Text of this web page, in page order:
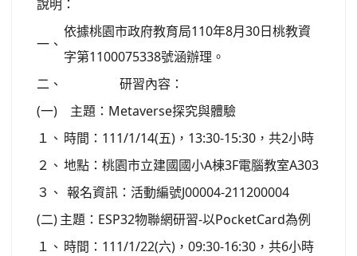
說明：
一、
依據桃園市政府教育局110年8月30日桃教資
字第1100075338號涵辦理。
二、
研習內容：
(一)
主題：Metaverse探究與體驗
１、 時間：111/1/14(五)，13:30-15:30，共2小時
２、 地點：桃園市立建國國小A棟3F電腦教室A303
３、 報名資訊：活動編號J00004-211200004
(二)主題：ESP32物聯網研習-以PocketCard為例
１、 時間：111/1/22(六)，09:30-16:30，共6小時